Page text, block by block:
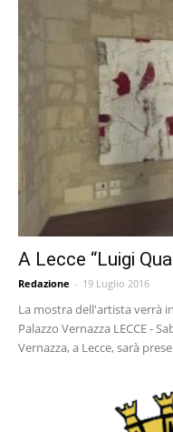
A Lecce “Luigi
Redazione - 19 Luglio 2016
La mostra dell'artista verrà
Palazzo Vernazza LECCE -
Vernazza, a Lecce, sarà